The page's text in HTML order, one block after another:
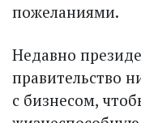
пожеланиями.
Недавно
правительство
с бизнесом,